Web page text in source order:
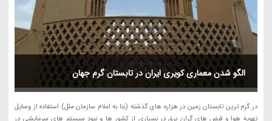
الگو شدن معماری کویری ایران در تابستان گرم جهان
در گرم ترین تابستان زمین در هزاره های گذشته (بنا به اعلام سازمان ملل) استفاده از وسایل